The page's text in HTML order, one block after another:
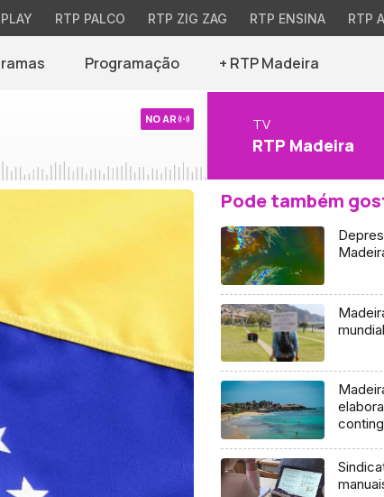
RTP PALCO RTP ZIG ZAG RTP ENSINA RTP
Programação + RTP Madeira
NO AR TV
RTP Madeira
Pode também